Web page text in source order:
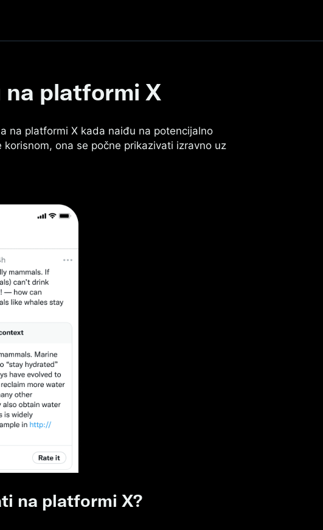
na platformi X
na platformi X kada naiđu na potencijalno
ona se počne prikazivati izravno uz
na platformi X?